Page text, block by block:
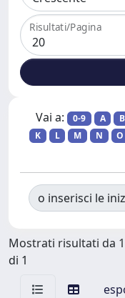
Risultati/Pagina
Vai a: 0-9 A B
K
L M N O
o inserisci le
Mostrati risultati da 1
di 1